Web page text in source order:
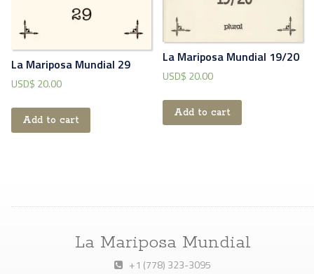
La Mariposa Mundial 29
USD$ 20.00
Add to cart
La Mariposa Mundial 19/20
USD$ 20.00
Add to cart
La Mariposa Mundial
+1 (778) 323-3095